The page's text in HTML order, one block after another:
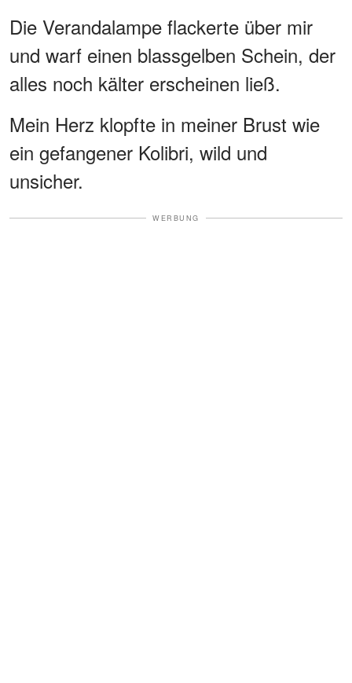
Die Verandalampe flackerte über mir
und warf einen blassgelben Schein, der
alles noch kälter erscheinen ließ.
Mein Herz klopfte in meiner Brust wie
ein gefangener Kolibri, wild und
unsicher.
WERBUNG